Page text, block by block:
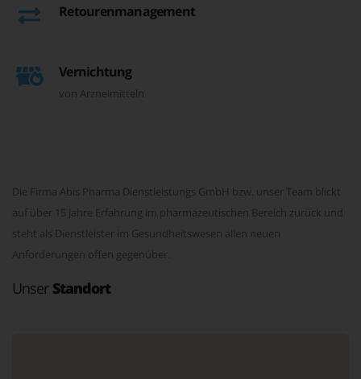
Retourenmanagement
Vernichtung
von Arzneimitteln
Die Firma Abis Pharma Dienstleistungs GmbH bzw. unser Team blickt
auf über 15 Jahre Erfahrung im pharmazeutischen Bereich zurück und
steht als Dienstleister im Gesundheitswesen allen neuen
Anforderungen offen gegenüber.
Unser Standort